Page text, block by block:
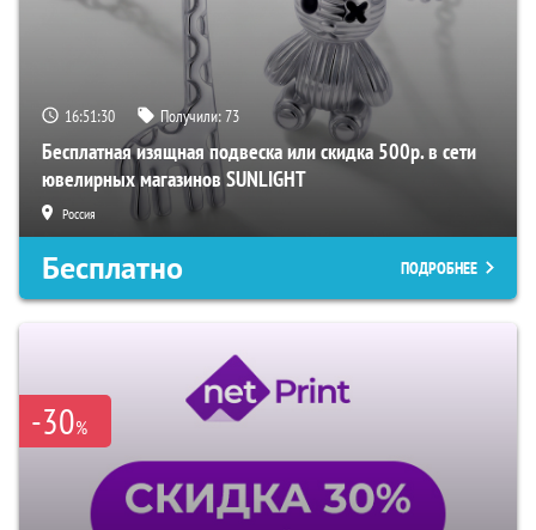
16:51:29 Получили:73
Бесплатная изящная подвеска или скидка 500р. в сети
ювелирных магазинов SUNLIGHT
Россия
Бесплатно ПОДРОБНЕЕ
-30%